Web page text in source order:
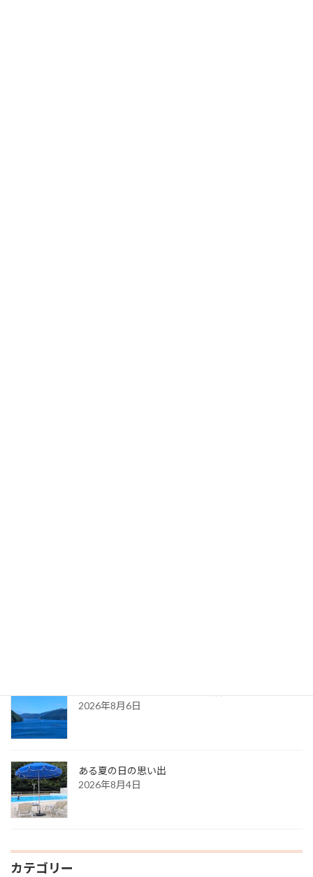
2026年8月6日
ある夏の日の思い出
2026年8月4日
カテゴリー